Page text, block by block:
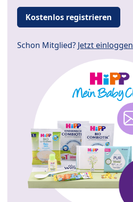
Kostenlos registrieren
Schon Mitglied? Jetzt einloggen